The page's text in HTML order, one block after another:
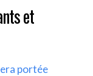
et
portée